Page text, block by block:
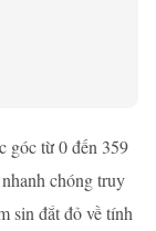
góc từ 0 đến 359
chóng truy
sin đắt đỏ về tính